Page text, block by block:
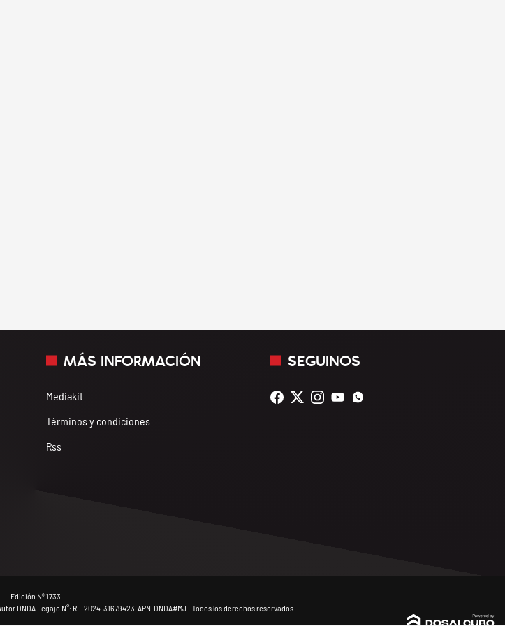
MÁS INFORMACIÓN
Mediakit
Términos y condiciones
Rss
SEGUINOS
Edición Nº 1733
DNDA Legajo N°: RL-2024-31679423-APN-DNDA#MJ - Todos los derechos reservados.